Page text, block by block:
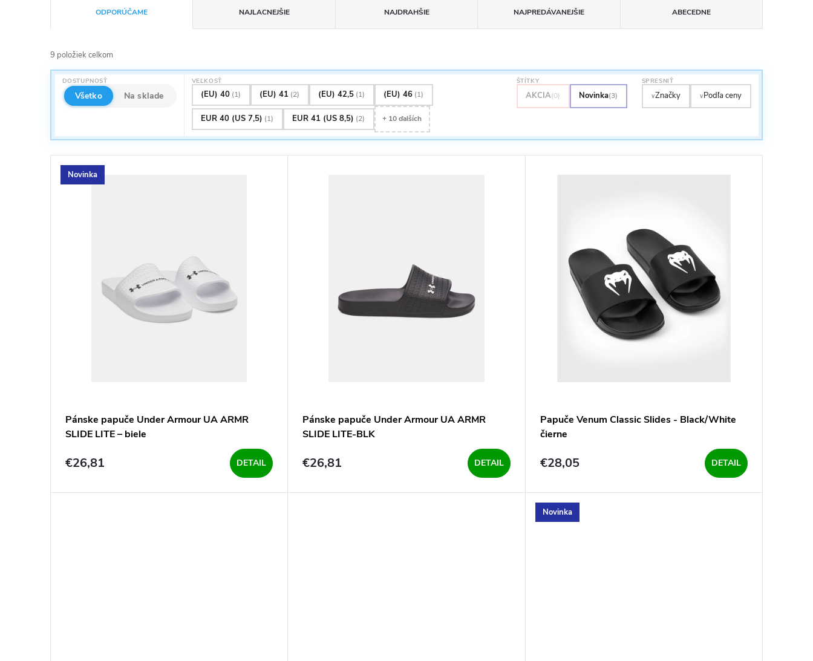
a
d
n
i
e
ODPORÚČAME NAJLACNEJŠIE NAJDRAHŠIE NAJPREDÁVANEJŠIE ABECEDNE
9 položiek celkom
V
p
DOSTUPNOSŤ
Všetko Na sklade
VEĽKOSŤ
(EU) 40 (1) (EU) 41 (2) (EU) 42,5 (1) (EU) 46 (1)
EUR 40 (US 7,5) (1) EUR 41 (US 8,5) (2) + 10 ďalších
ŠTÍTKY
AKCIA(0) Novinka(3)
SPRESNIŤ
∨Značky ∨Podľa ceny
Novinka
Pánske papuče Under Armour UA ARMR
SLIDE LITE – biele
€26,81 DETAIL
Pánske papuče Under Armour UA ARMR
SLIDE LITE-BLK
€26,81 DETAIL
Papuče Venum Classic Slides - Black/White
čierne
€28,05 DETAIL
Novinka